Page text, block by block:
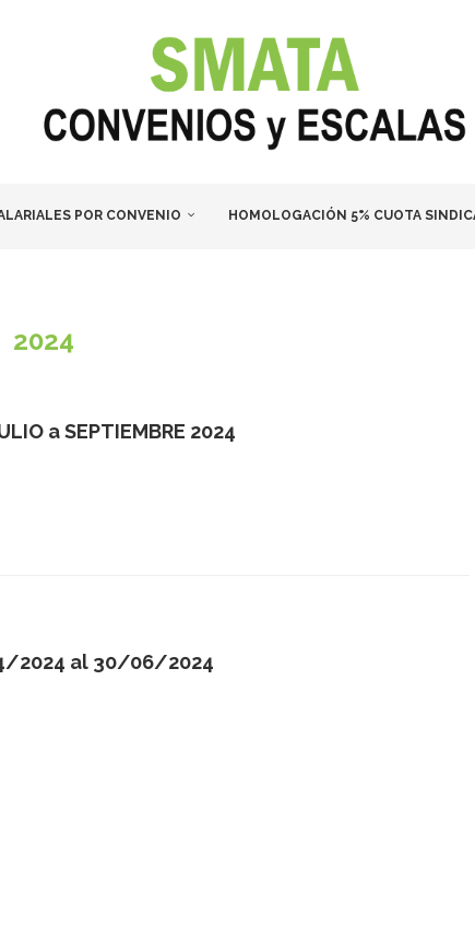
POR CONVENIO HOMOLOGACIÓN 5% CUOTA
2024
a SEPTIEMBRE 2024
2024 al 30/06/2024